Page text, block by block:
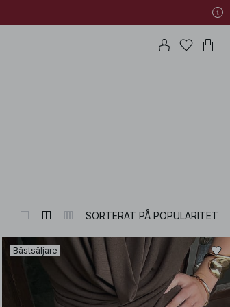
to refined wardrobe heroes – all with that
SORTERAT PÅ POPULARITET
Bästsäljare